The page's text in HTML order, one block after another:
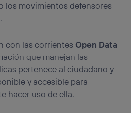
los movimientos defensores
con las corrientes Open Data
que manejan las
pertenece al ciudadano y
y accesible para
hacer uso de ella.